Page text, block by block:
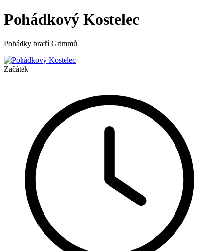
Pohádkový Kostelec
Pohádky bratří Grimmů
Začátek